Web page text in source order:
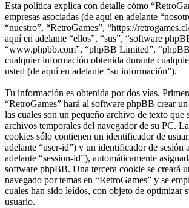
Esta política explica con detalle cómo
empresas asociadas (de aquí en adelante
“nuestro”, “RetroGames”, “https://
aquí en adelante “ellos”, “sus”, “software
“www.phpbb.com”, “phpBB Limited”,
cualquier información obtenida durante
usted (de aquí en adelante “su información”).
Tu información es obtenida por dos vías.
“RetroGames” hará al software phpBB crear
las cuales son un pequeño archivo de texto que
archivos temporales del navegador de su PC.
cookies sólo contienen un identificador de
adelante “user-id”) y un identificador de sesión
adelante “session-id”), automáticamente
software phpBB. Una tercera cookie se creará
navegado por temas en “RetroGames” y se
cuales han sido leídos, con objeto de optimizar
usuario.